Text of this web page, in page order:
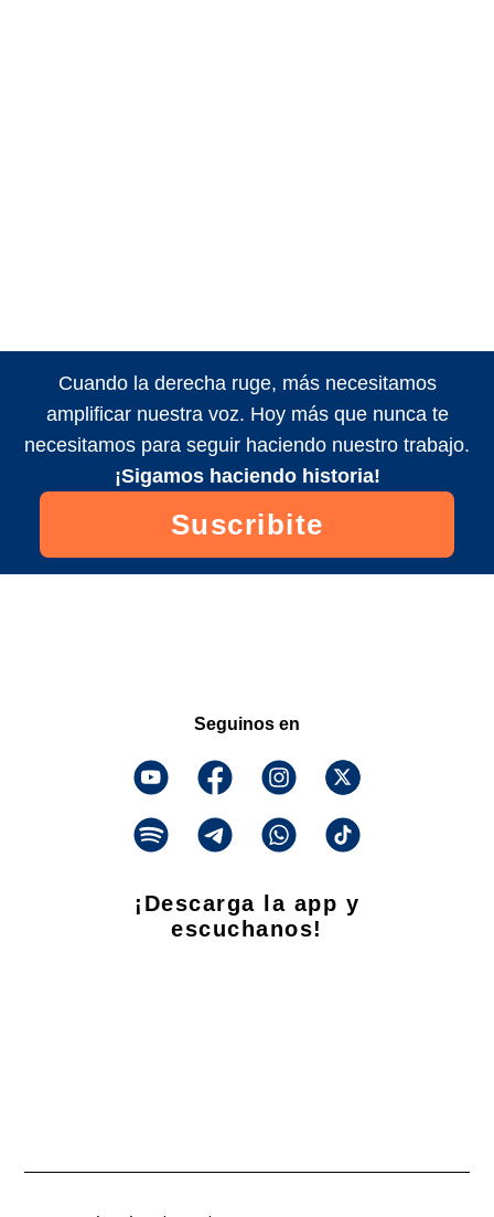
Cuando la derecha ruge, más necesitamos
amplificar nuestra voz. Hoy más que nunca te
necesitamos para seguir haciendo nuestro trabajo.
¡Sigamos haciendo historia!
Suscribite
Seguinos en
¡Descarga la app y
escuchanos!